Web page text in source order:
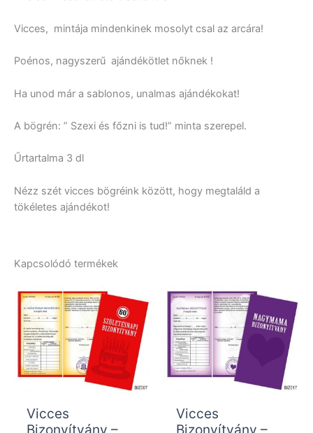
Vicces, mintája mindenkinek mosolyt csal az arcára!
Poénos, nagyszerű ajándékötlet nőknek !
Ha unod már a sablonos, unalmas ajándékokat!
A bögrén: ” Szexi és főzni is tud!” minta szerepel.
Űrtartalma 3 dl
Nézz szét vicces bögréink között, hogy megtaláld a
tökéletes ajándékot!
Kapcsolódó termékek
Vicces
Bizonyítvány –
Vicces
Bizonyítvány –